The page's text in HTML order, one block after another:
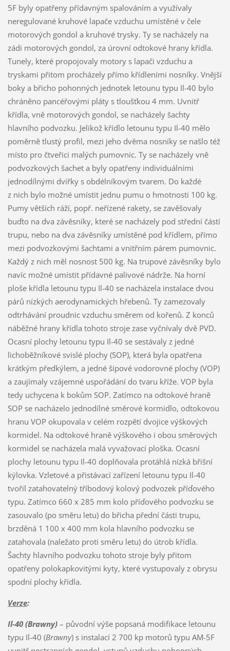
5F byly opatřeny přídavným spalováním a využívaly
neregulované kruhové lapače vzduchu umístěné v čele
motorových gondol a kruhové trysky. Ty se nacházely na
zádi motorových gondol, za úrovní odtokové hrany křídla.
Tunely, které propojovaly motory s lapači vzduchu a
tryskami přitom procházely přímo křídleními nosníky. Vnější
boky a břicho pohonných jednotek letounu typu Il-40 bylo
chráněno pancéřovými pláty s tloušťkou 4 mm. Uvnitř
křídla, vně motorových gondol, se nacházely šachty
hlavního podvozku. Jelikož křídlo letounu typu Il-40 mělo
poměrně tlustý profil, mezi jeho dvěma nosníky se našlo též
místo pro čtveřici malých pumovnic. Ty se nacházely vně
podvozkových šachet a byly opatřeny individuálními
jednodílnými dvířky s obdélníkovým tvarem. Do každé
z nich bylo možné umístit jednu pumu o hmotnosti 100 kg.
Pumy větších ráží, popř. neřízené rakety, se zavěšovaly
buďto na dva závěsníky, které se nacházely pod střední částí
trupu, nebo na dva závěsníky umístěné pod křídlem, přímo
mezi podvozkovými šachtami a vnitřním párem pumovnic.
Každý z nich měl nosnost 500 kg. Na trupové závěsníky bylo
navíc možné umístit přídavné palivové nádrže. Na horní
ploše křídla letounu typu Il-40 se nacházela instalace dvou
párů nízkých aerodynamických hřebenů. Ty zamezovaly
odtrhávání proudnic vzduchu směrem od kořenů. Z konců
náběžné hrany křídla tohoto stroje zase vyčnívaly dvě PVD.
Ocasní plochy letounu typu Il-40 se sestávaly z jedné
lichoběžníkové svislé plochy (SOP), která byla opatřena
krátkým předkýlem, a jedné šípové vodorovné plochy (VOP)
a zaujímaly vzájemné uspořádání do tvaru kříže. VOP byla
tedy uchycena k bokům SOP. Zatímco na odtokové hraně
SOP se nacházelo jednodílné směrové kormidlo, odtokovou
hranu VOP okupovala v celém rozpětí dvojice výškových
kormidel. Na odtokové hraně výškového i obou směrových
kormidel se nacházela malá vyvažovací ploška. Ocasní
plochy letounu typu Il-40 doplňovala protáhlá nízká břišní
kýlovka. Vzletové a přistávací zařízení letounu typu Il-40
tvořil zatahovatelný tříbodový kolový podvozek příďového
typu. Zatímco 660 x 285 mm kolo příďového podvozku se
zasouvalo (po směru letu) do břicha přední části trupu,
brzděná 1 100 x 400 mm kola hlavního podvozku se
zatahovala (naležato proti směru letu) do útrob křídla.
Šachty hlavního podvozku tohoto stroje byly přitom
opatřeny polokapkovitými kyty, které vystupovaly z obrysu
spodní plochy křídla.
Verze:
Il-40 (Brawny)– původní výše popsaná modifikace letounu
typu Il-40 (Brawny) s instalací 2 700 kp motorů typu AM-5F